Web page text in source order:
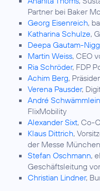
Partner bei Baker
Georg Eisenreich,
Katharina Schulze,
Deepa Gautam-
Martin Weiss, CEO
Ria Schröder, FDP
Achim Berg,
Verena Pausder,
André Schwämmlein
FlixMobility
Alexander Sixt, Co-
Klaus Dittrich,
der Messe München
Stefan Oschmann,
Geschäftsleitung
Christian Lindner,